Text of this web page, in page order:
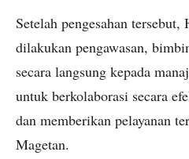
Setelah pengesahan
dilakukan pengawasan,
secara langsung kepada
untuk berkolaborasi secara
dan memberikan pelayanan
Magetan.